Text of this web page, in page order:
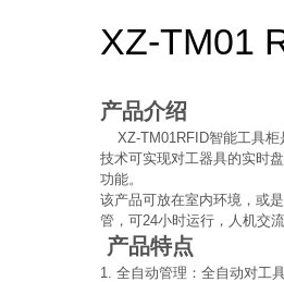
XZ-TM01
产品介绍
XZ-TM01RFID智能工具柜
技术可实现对工器具的实时
功能。
该产品可放在室内环境，或
管，可24小时运行，人机交
产品特点
1. 全自动管理：全自动对工